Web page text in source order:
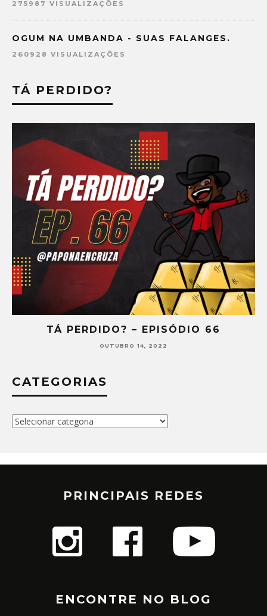
275987 VISUALIZAÇÕES
OGUM NA UMBANDA - SUAS FALANGES.
260928 VISUALIZAÇÕES
TÁ PERDIDO?
TÁ PERDIDO? – EPISÓDIO 66
OUTUBRO 14, 2022
CATEGORIAS
Categorias
PRINCIPAIS REDES
ENCONTRE NO BLOG